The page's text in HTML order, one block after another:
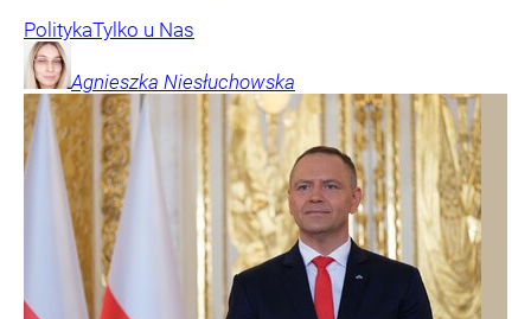
PolitykaTylko u Nas
Agnieszka Niesłuchowska